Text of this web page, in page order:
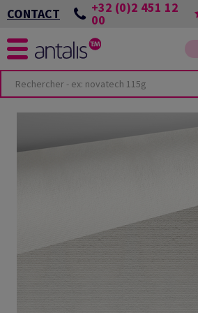
CONTACT +32 (0)2 451 12
00